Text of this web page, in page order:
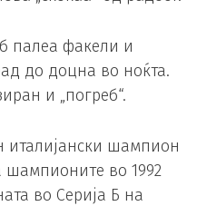
палеа факели и
до доцна во ноќта.
и „погреб“.
италијански шампион
во 1992
во Серија Б на